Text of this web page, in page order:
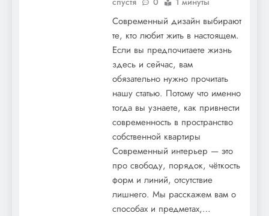
Современный дизайн выбирают
те, кто любит жить в настоящем.
Если вы предпочитаете жизнь
здесь и сейчас, вам
обязательно нужно прочитать
нашу статью. Потому что именно
тогда вы узнаете, как привнести
современность в пространство
собственной квартиры
Современный интерьер — это
про свободу, порядок, чёткость
форм и линий, отсутствие
лишнего. Мы расскажем вам о
способах и предметах,…